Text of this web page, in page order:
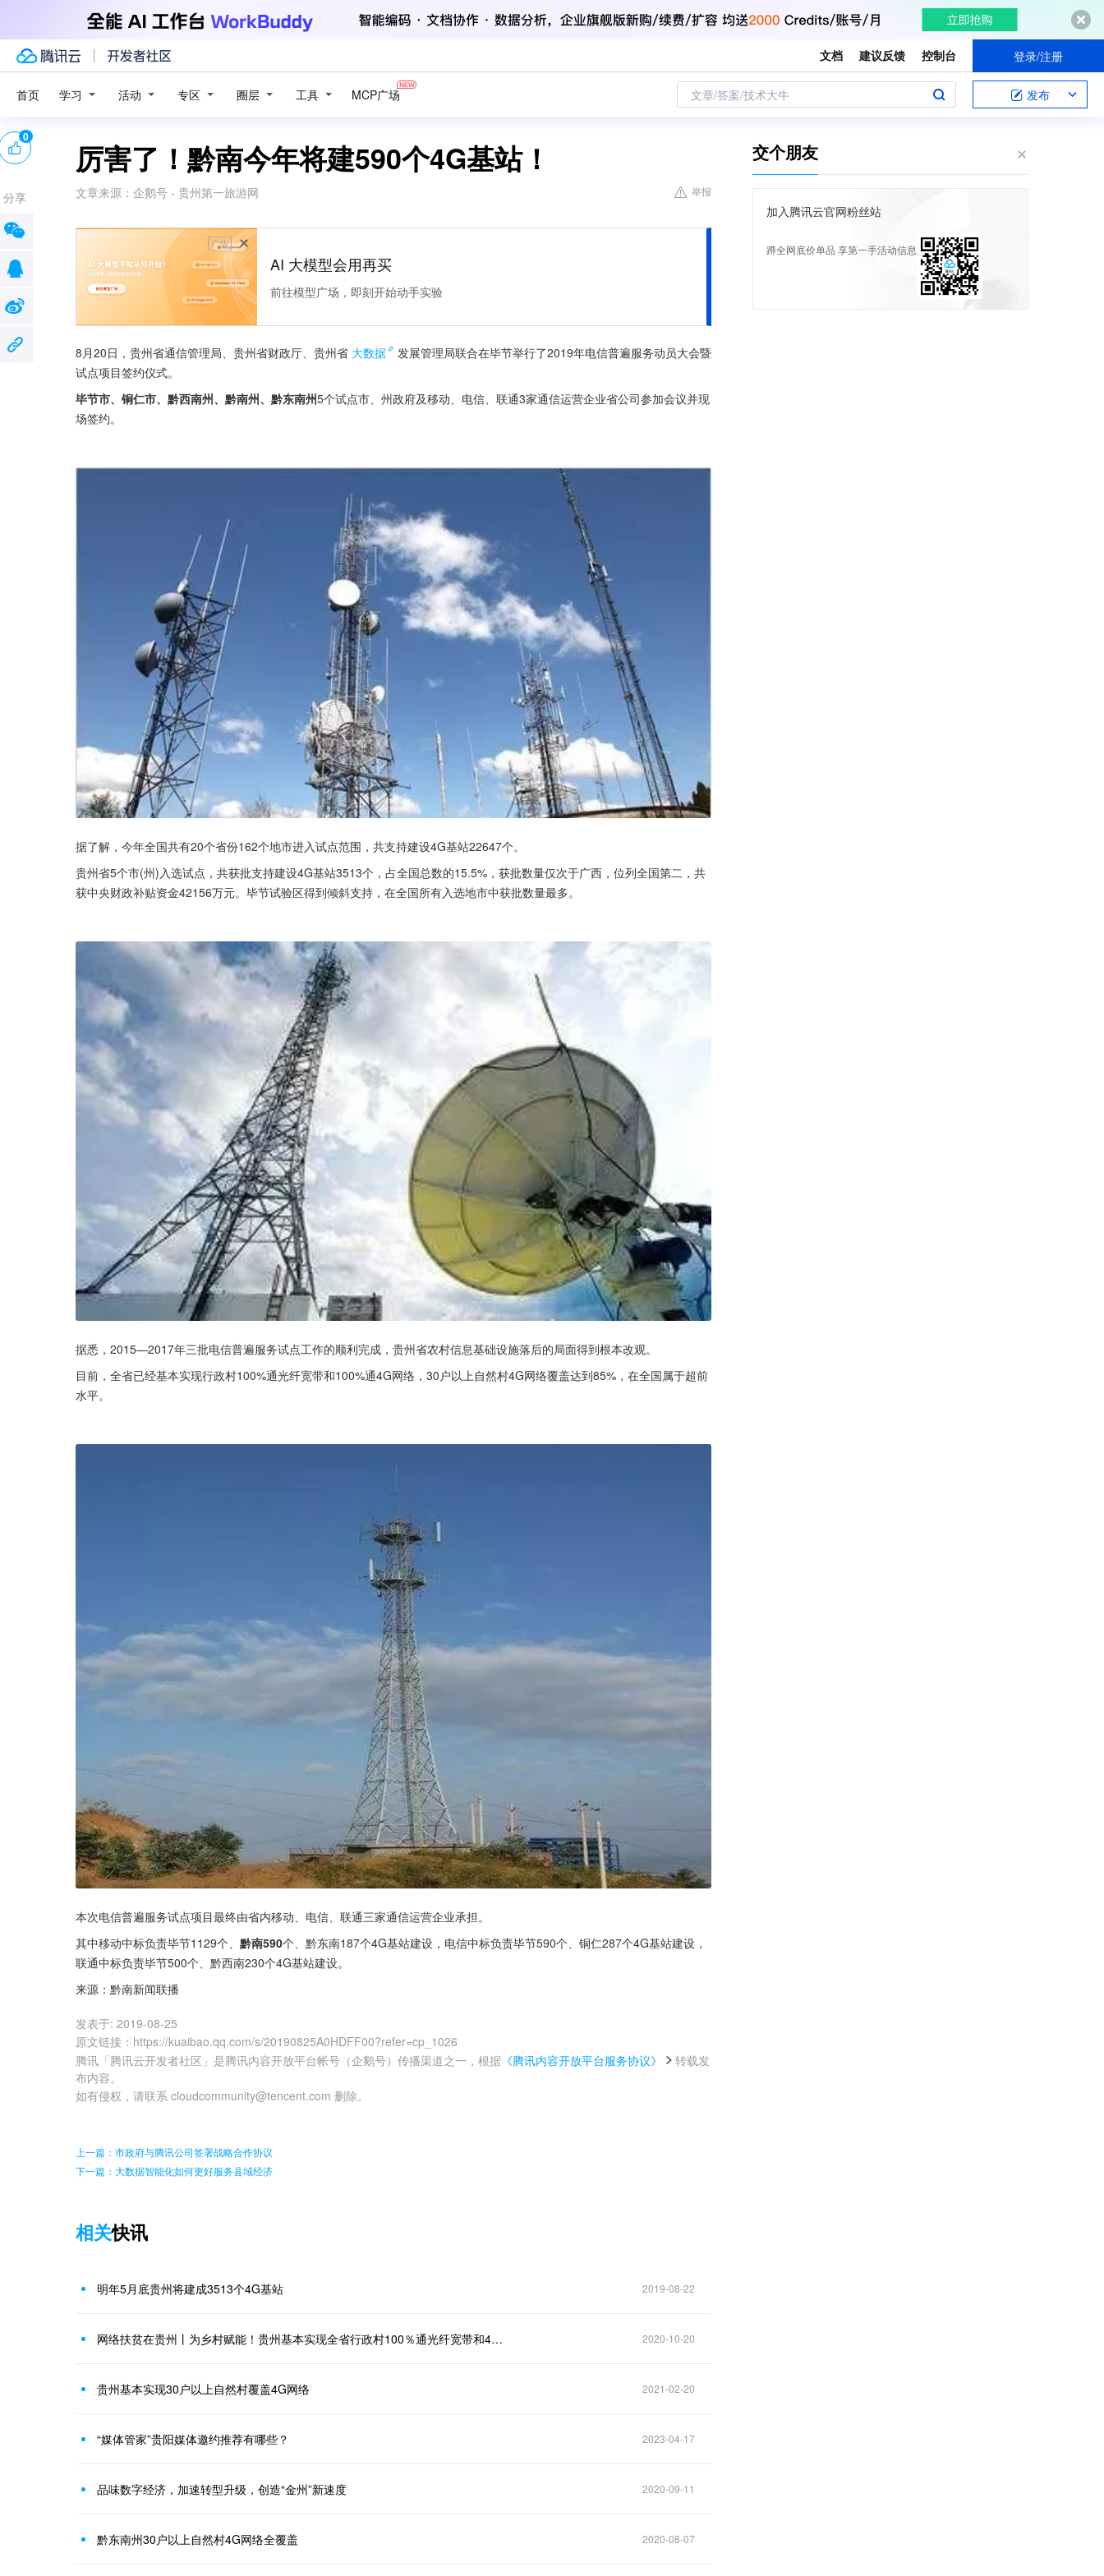
文档 建议反馈 控制台 登录/注册
首页 学习 活动 专区 圈层 工具 MCP广场 文章/答案/技术大牛 发布
厉害了！黔南今年将建590个4G基站！
文章来源： 企鹅号 - 贵州第一旅游网 举报
广告
AI 大模型会用再买
前往模型广场，即刻开始动手实验
8月20日，贵州省通信管理局、贵州省财政厅、贵州省 大数据
发展管理局联合在毕节举行了2019年电信普遍服务动员大会暨
试点项目签约仪式。
毕节市、铜仁市、黔西南州、黔南州、黔东南州5个试点市、州政府及移动、电信、联通3家通信运营企业省公司参加会议并现
场签约。
据了解，今年全国共有20个省份162个地市进入试点范围，共支持建设4G基站22647个。
贵州省5个市(州)入选试点，共获批支持建设4G基站3513个，占全国总数的15.5%，获批数量仅次于广西，位列全国第二，共
获中央财政补贴资金42156万元。毕节试验区得到倾斜支持，在全国所有入选地市中获批数量最多。
据悉，2015—2017年三批电信普遍服务试点工作的顺利完成，贵州省农村信息基础设施落后的局面得到根本改观。
目前，全省已经基本实现行政村100%通光纤宽带和100%通4G网络，30户以上自然村4G网络覆盖达到85%，在全国属于超前
水平。
本次电信普遍服务试点项目最终由省内移动、电信、联通三家通信运营企业承担。
其中移动中标负责毕节1129个、 黔南590个、黔东南187个4G基站建设，电信中标负责毕节590个、铜仁287个4G基站建设，
联通中标负责毕节500个、黔西南230个4G基站建设。
来源：黔南新闻联播
发表于: 2019-08-25
原文链接 ： https://kuaibao.qq.com/s/20190825A0HDFF00?refer=cp_1026
腾讯「腾讯云开发者社区」是腾讯内容开放平台帐号（企鹅号）传播渠道之一，根据 《腾讯内容开放平台服务协议》
转载发
布内容。
如有侵权，请联系 cloudcommunity@tencent.com 删除。
0
分享
上一篇：市政府与腾讯公司签署战略合作协议
下一篇：大数据智能化如何更好服务县域经济
相关快讯
明年5月底贵州将建成3513个4G基站 2019-08-22
网络扶贫在贵州丨为乡村赋能！贵州基本实现全省行政村100％通光纤宽带和4G网络 2020-10-20
贵州基本实现30户以上自然村覆盖4G网络 2021-02-20
“媒体管家”贵阳媒体邀约推荐有哪些？ 2023-04-17
品味数字经济，加速转型升级，创造“金州”新速度 2020-09-11
黔东南州30户以上自然村4G网络全覆盖 2020-08-07
交个朋友
加入腾讯云官网粉丝站
蹲全网底价单品 享第一手活动信息